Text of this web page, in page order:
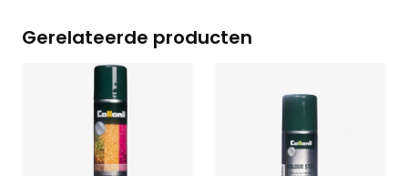
Gerelateerde producten